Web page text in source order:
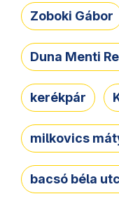
Zoboki Gábor
Duna Menti
kerékpár
milkovics
bacsó béla